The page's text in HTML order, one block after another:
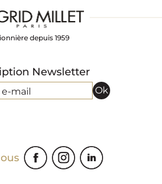
depuis 1959
Newsletter
e-mail Ok